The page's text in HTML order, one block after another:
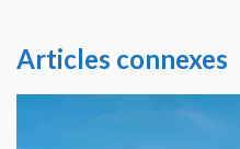
Articles connexes